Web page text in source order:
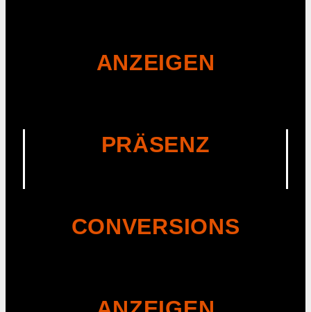
ANZEIGEN
PRÄSENZ
CONVERSIONS